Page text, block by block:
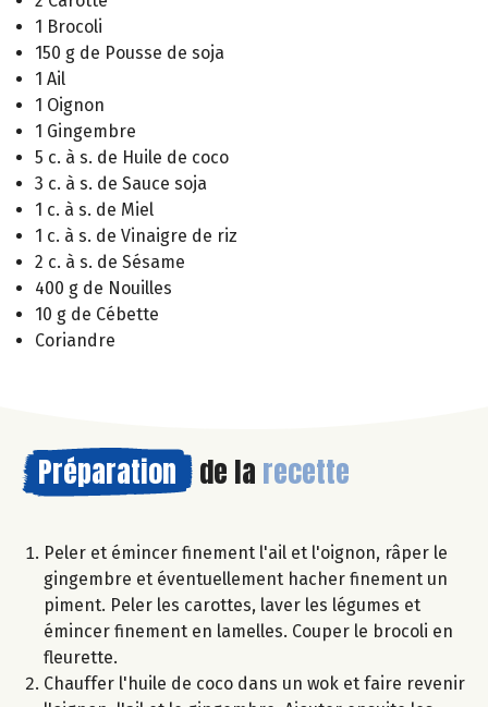
1 Brocoli
150 g de Pousse de soja
1 Ail
1 Oignon
1 Gingembre
5 c. à s. de Huile de coco
3 c. à s. de Sauce soja
1 c. à s. de Miel
1 c. à s. de Vinaigre de riz
2 c. à s. de Sésame
400 g de Nouilles
10 g de Cébette
Coriandre
Préparation de la recette
Peler et émincer finement l'ail et l'oignon, râper le
gingembre et éventuellement hacher finement un
piment. Peler les carottes, laver les légumes et
émincer finement en lamelles. Couper le brocoli en
fleurette.
Chauffer l'huile de coco dans un wok et faire revenir